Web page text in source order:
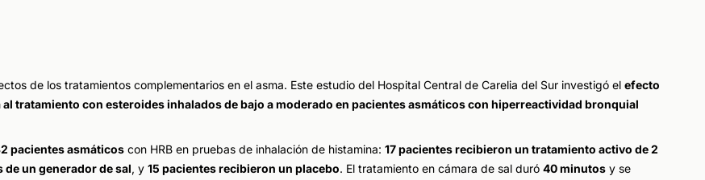
de los tratamientos complementarios en el asma. Este estudio del Hospital Central de Carelia del Sur investigó el efecto
tratamiento con esteroides inhalados de bajo a moderado en pacientes asmáticos con hiperreactividad bronquial
pacientes asmáticos con HRB en pruebas de inhalación de histamina: 17 pacientes recibieron un tratamiento activo de 2
un generador de sal, y 15 pacientes recibieron un placebo. El tratamiento en cámara de sal duró 40 minutos y se